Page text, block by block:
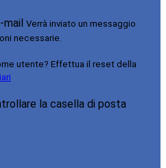
mail Verrà inviato un messaggio
necessarie.
utente? Effettua il reset della
la casella di posta